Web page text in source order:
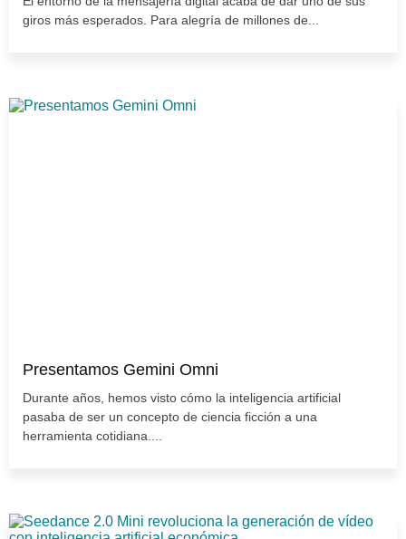
giros más esperados. Para alegría de millones de...
Presentamos Gemini Omni
Durante años, hemos visto cómo la inteligencia artificial
pasaba de ser un concepto de ciencia ficción a una
herramienta cotidiana....